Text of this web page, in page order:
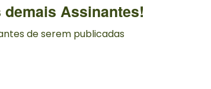
Assinantes!
de serem publicadas